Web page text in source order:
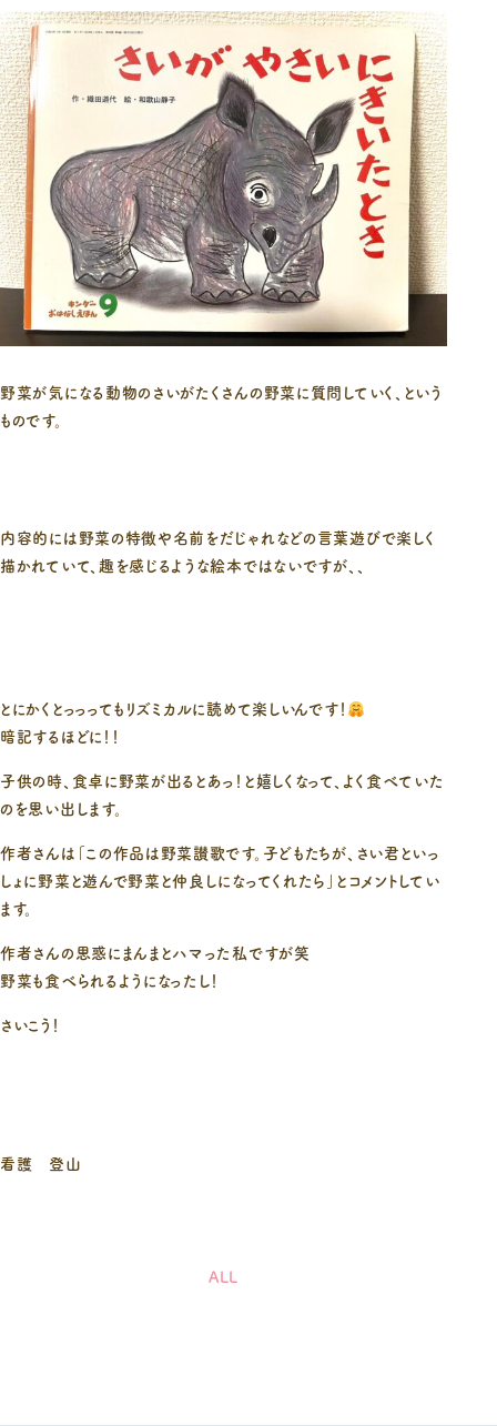
野菜が気になる動物のさいがたくさんの野菜に質問していく、という
ものです。
内容的には野菜の特徴や名前をだじゃれなどの言葉遊びで楽しく
描かれていて、趣を感じるような絵本ではないですが、、
とにかくとっっってもリズミカルに読めて楽しいんです！
暗記するほどに！！
子供の時、食卓に野菜が出るとあっ！と嬉しくなって、よく食べていた
のを思い出します。
作者さんは「この作品は野菜讃歌です。子どもたちが、さい君といっ
しょに野菜と遊んで野菜と仲良しになってくれたら」とコメントしてい
ます。
作者さんの思惑にまんまとハマった私ですが笑
野菜も食べられるようになったし！
さいこう！
看護 登山
ALL